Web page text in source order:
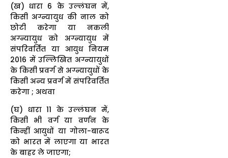
(ख) धारा 6 के उल्लंघन में,
किसी अग्न्यायुध की नाल को
छोटी करेगा या नकली
अग्न्यायुध को अग्न्यायुध में
संपरिवर्तित या आयुध नियम
2016 में उल्लिखित अग्न्यायुधों
के किसी प्रवर्ग से अग्न्यायुधों के
किसी अन्य प्रवर्ग में संपरिवर्तित
करेगा ; अथवा
(घ) धारा 11 के उल्लंघन में,
किसी भी वर्ग या वर्णन के
किन्हीं आयुधों या गोला-बारूद
को भारत में लाएगा या भारत
के बाहर ले जाएगा;